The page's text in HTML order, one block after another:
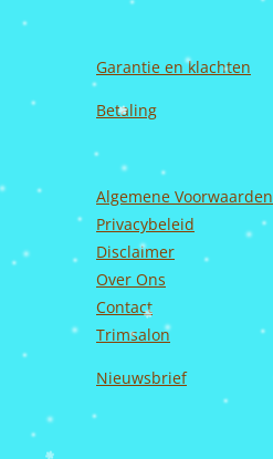
Garantie enklachten
Betaling
Algemene Voorwaarden
Privacybeleid
Disclaimer
Over Ons
Contact
Trimsalon
Nieuwsbrief